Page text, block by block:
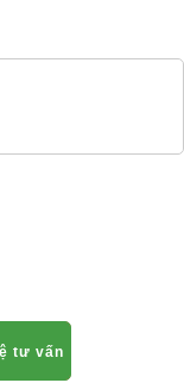
tư vấn